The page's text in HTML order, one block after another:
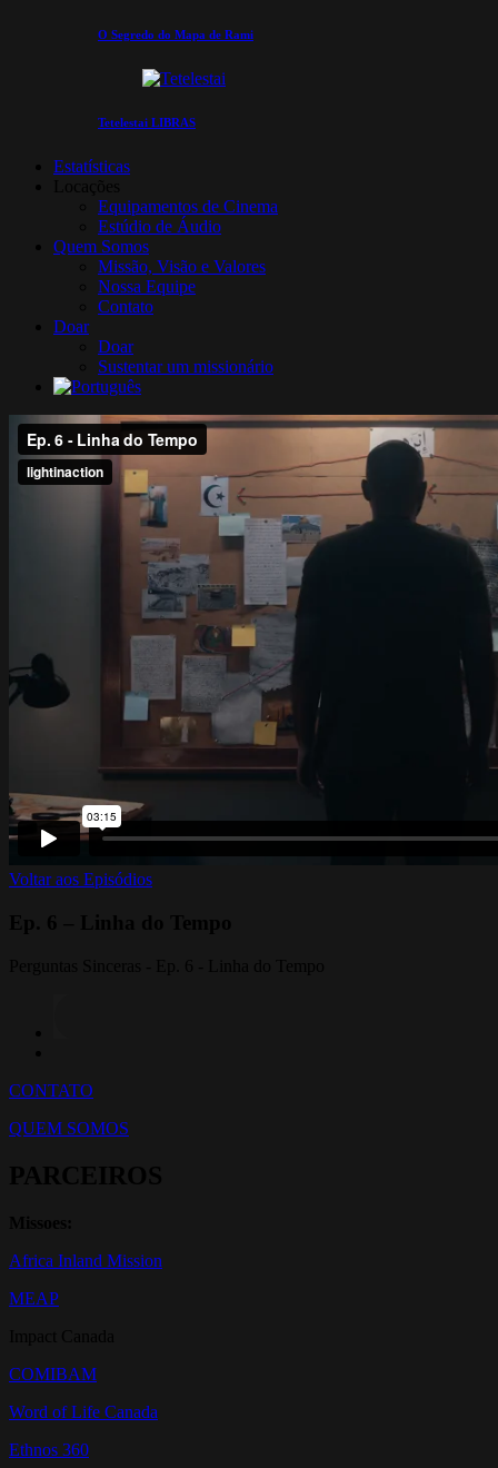
O Segredo do Mapa de Rami
Tetelestai LIBRAS
Estatísticas
Equipamentos de Cinema
Estúdio de Áudio
Quem Somos
Missão, Visão e Valores
Nossa Equipe
Contato
Doar
Doar
Sustentar um missionário
Voltar aos Episódios
CONTATO
QUEM SOMOS
Africa Inland Mission
MEAP
COMIBAM
Word of Life Canada
Ethnos 360